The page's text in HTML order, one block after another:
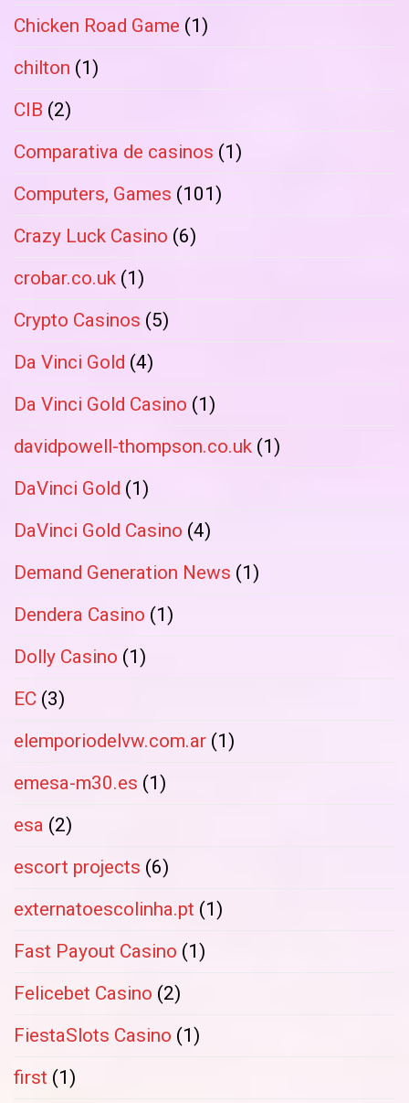
Chicken Road Game (1)
chilton (1)
CIB (2)
Comparativa de casinos (1)
Computers, Games (101)
Crazy Luck Casino (6)
crobar.co.uk (1)
Crypto Casinos (5)
Da Vinci Gold (4)
Da Vinci Gold Casino (1)
davidpowell-thompson.co.uk (1)
DaVinci Gold (1)
DaVinci Gold Casino (4)
Demand Generation News (1)
Dendera Casino (1)
Dolly Casino (1)
EC (3)
elemporiodelvw.com.ar (1)
emesa-m30.es (1)
esa (2)
escort projects (6)
externatoescolinha.pt (1)
Fast Payout Casino (1)
Felicebet Casino (2)
FiestaSlots Casino (1)
first (1)